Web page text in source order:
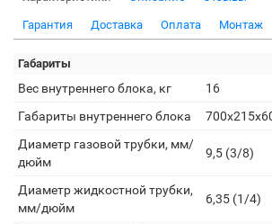
Гарантия Доставка Оплата Монтаж
Габариты
Вес внутреннего блока, кг
16
Габариты внутреннего блока
Диаметр газовой трубки, мм/
дюйм
9,5 (3/8)
Диаметр жидкостной трубки,
мм/дюйм
6,35 (1/4)